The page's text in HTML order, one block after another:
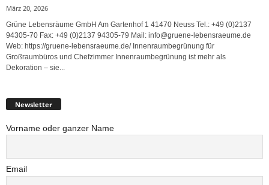
März 20, 2026
Grüne Lebensräume GmbH Am Gartenhof 1 41470 Neuss Tel.: +49 (0)2137
94305-70 Fax: +49 (0)2137 94305-79 Mail: info@gruene-lebensraeume.de
Web: https://gruene-lebensraeume.de/ Innenraumbegrünung für
Großraumbüros und Chefzimmer Innenraumbegrünung ist mehr als
Dekoration – sie...
Newsletter
Vorname oder ganzer Name
Email